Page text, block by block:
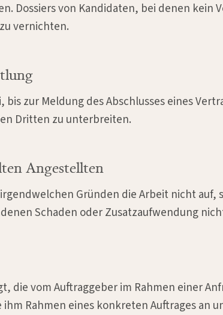
Dossiers von Kandidaten, bei denen kein
vernichten.
zur Meldung des Abschlusses eines
Dritten zu unterbreiten.
Angestellten
Gründen die Arbeit nicht auf,
Schaden oder Zusatzaufwendung
die vom Auftraggeber im Rahmen einer
Rahmen eines konkreten Auftrages an